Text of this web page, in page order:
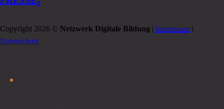
Copyright 2026 © Netzwerk Digitale Bildung | Impressum |
Datenschutz